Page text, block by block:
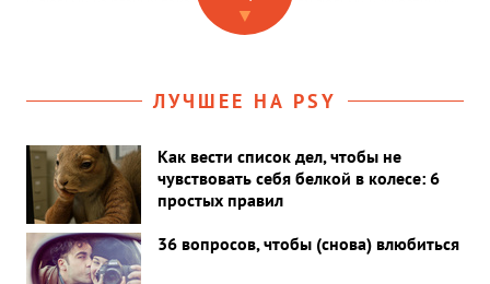
Всей ее многоликости и посвящена наша книжная подборка.
▼
ЛУЧШЕЕ НА PSY
Как вести список дел, чтобы не
чувствовать себя белкой в колесе: 6
простых правил
36 вопросов, чтобы (снова) влюбиться